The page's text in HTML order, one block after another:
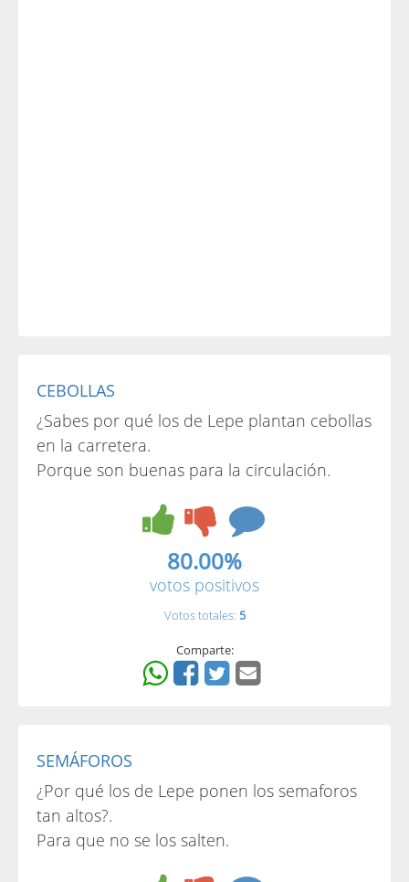
CEBOLLAS
¿Sabes por qué los de Lepe plantan cebollas
en la carretera.
Porque son buenas para la circulación.
80.00%
votos positivos
Votos totales: 5
Comparte:
SEMÁFOROS
¿Por qué los de Lepe ponen los semaforos
tan altos?.
Para que no se los salten.